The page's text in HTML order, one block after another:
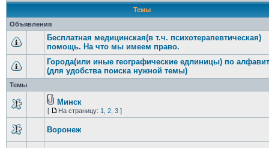
Темы
Объявления
Бесплатная медицинская(в т.ч. психотерапевтическая)
помощь. На что мы имеем право.
Города(или иные географические едлиницы) по
(для удобства поиска нужной темы)
Темы
Минск
[ На страницу: 1 2, 3]
Воронеж